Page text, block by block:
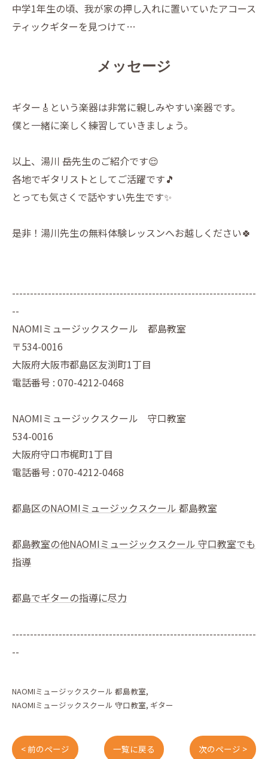
中学1年生の頃、我が家の押し入れに置いていたアコース
ティックギターを見つけて…
メッセージ
ギター🎸という楽器は非常に親しみやすい楽器です。
僕と一緒に楽しく練習していきましょう。
以上、湯川 岳先生のご紹介です😌
各地でギタリストとしてご活躍です🎵
とっても気さくで話やすい先生です✨
是非！湯川先生の無料体験レッスンへお越しください🍀
--------------------------------------------------------------------
--
NAOMIミュージックスクール 都島教室
〒534-0016
大阪府大阪市都島区友渕町1丁目
電話番号 : 070-4212-0468
NAOMIミュージックスクール 守口教室
534-0016
大阪府守口市梶町1丁目
電話番号 : 070-4212-0468
都島区のNAOMIミュージックスクール 都島教室
都島教室の他NAOMIミュージックスクール 守口教室でも
指導
都島でギターの指導に尽力
--------------------------------------------------------------------
--
NAOMIミュージックスクール 都島教室
NAOMIミュージックスクール 守口教室 ギター
< 前のページ 一覧に戻る 次のページ >